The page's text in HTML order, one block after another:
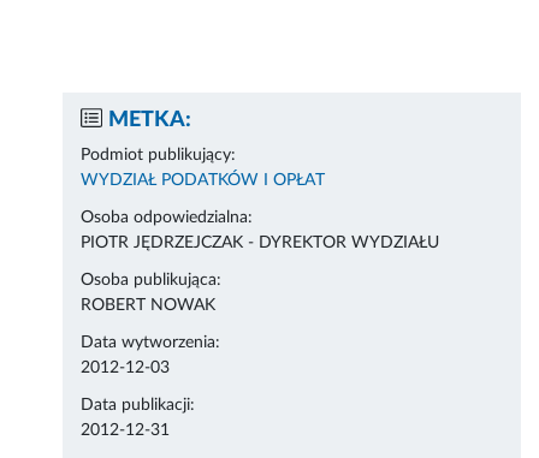
METKA:
Podmiot publikujący:
WYDZIAŁ PODATKÓW I OPŁAT
Osoba odpowiedzialna:
PIOTR JĘDRZEJCZAK - DYREKTOR WYDZIAŁU
Osoba publikująca:
ROBERT NOWAK
Data wytworzenia:
2012-12-03
Data publikacji:
2012-12-31